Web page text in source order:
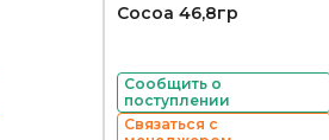
Cocoa 46,8гр
Сообщить о
поступлении
Связаться с